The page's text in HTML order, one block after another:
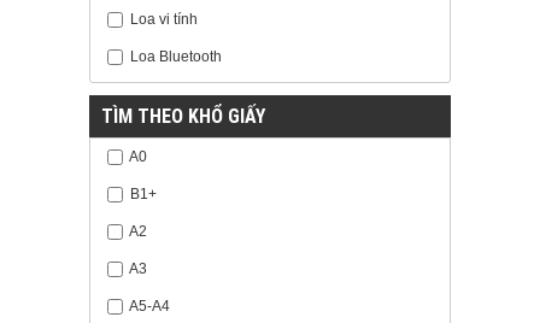
Loa vi tính
Loa Bluetooth
TÌM THEO KHỔ GIẤY
A0
B1+
A2
A3
A5-A4